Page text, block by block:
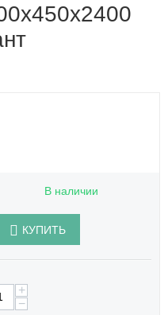
В наличии
КУПИТЬ
+
−